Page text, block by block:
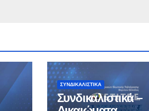
ΣΥΝΔΙΚΑΛΙΣΤΙΚΆ
Συνδικαλιστικά –